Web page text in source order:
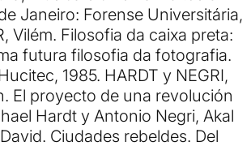
Janeiro: Forense Universitária,
Vilém. Filosofia da caixa preta:
futura filosofia da fotografia.
1985. HARDT y NEGRI,
El proyecto de una revolución
Hardt y Antonio Negri, Akal
Ciudades rebeldes. Del